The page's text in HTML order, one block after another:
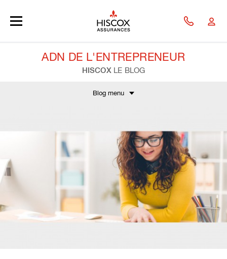
ADN DE L'ENTREPRENEUR
HISCOX LE BLOG
Blog menu